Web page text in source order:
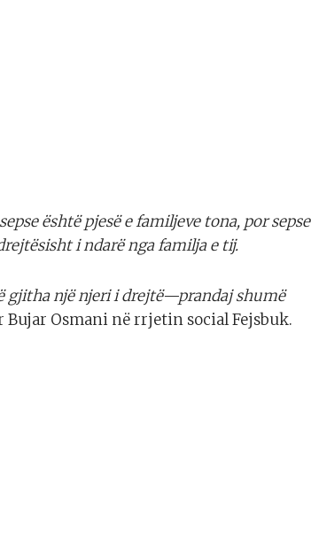
është pjesë e familjeve tona, por sepse
i ndarë nga familja e tij.
gjitha një njeri i drejtë—prandaj shumë
Bujar Osmani në rrjetin social Fejsbuk.